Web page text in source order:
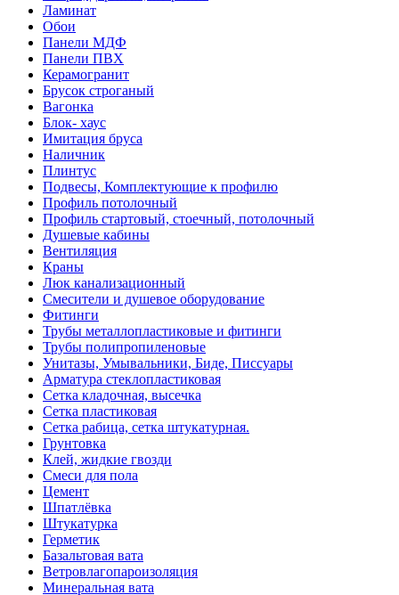
Ламинат
Обои
Панели МДФ
Панели ПВХ
Керамогранит
Брусок строганый
Вагонка
Блок- хаус
Имитация бруса
Наличник
Плинтус
Подвесы, Комплектующие к профилю
Профиль потолочный
Профиль стартовый, стоечный, потолочный
Душевые кабины
Вентиляция
Краны
Люк канализационный
Смесители и душевое оборудование
Фитинги
Трубы металлопластиковые и фитинги
Трубы полипропиленовые
Унитазы, Умывальники, Биде, Писсуары
Арматура стеклопластиковая
Сетка кладочная, высечка
Сетка пластиковая
Сетка рабица, сетка штукатурная.
Грунтовка
Клей, жидкие гвозди
Смеси для пола
Цемент
Шпатлёвка
Штукатурка
Герметик
Базальтовая вата
Ветровлагопароизоляция
Минеральная вата